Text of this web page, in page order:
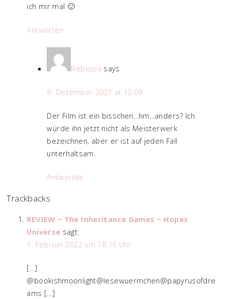
ich mir mal 🙂
Antworten
Rebecca says
8. Dezember 2021 at 12:09
Der Film ist ein bisschen…hm…anders? Ich
würde ihn jetzt nicht als Meisterwerk
bezeichnen, aber er ist auf jeden Fall
unterhaltsam.
Antworten
Trackbacks
REVIEW ~ The Inheritance Games ~ Hopes
Universe sagt:
1. Februar 2022 um 18:16 Uhr
[…]
@bookishmoonlight@lesewuermchen@papyrusofdre
ams […]